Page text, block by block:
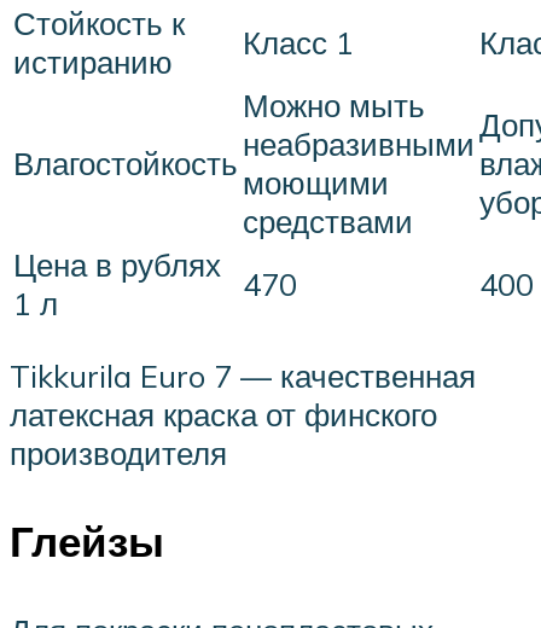
Стойкость к
истиранию
Класс 1
Влагостойкость
Можно мыть
неабразивными
моющими
средствами
Цена в рублях
1 л
470 400
Tikkurila Euro 7 — качественная
латексная краска от финского
производителя
Глейзы